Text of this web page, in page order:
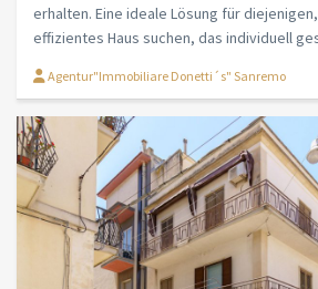
erhalten. Eine ideale Lösung für
effizientes Haus suchen, das individuell
Agentur"Immobiliare Donetti´s" Sanremo